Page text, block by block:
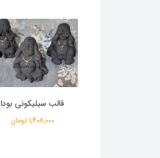
قالب سیلیکونی بودا
1,408,000 تومان